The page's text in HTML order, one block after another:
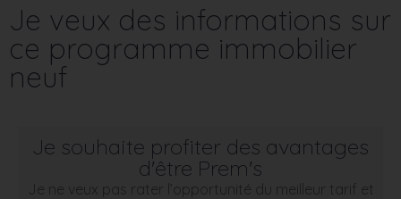
Je veux des informations sur
ce programme immobilier
neuf
Je souhaite profiter des avantages
d'être Prem's
Je ne veux pas rater l’opportunité du meilleur tarif et